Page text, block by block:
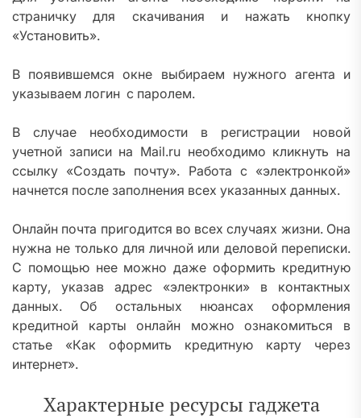
страничку для скачивания и нажать кнопку
«Установить».
В появившемся окне выбираем нужного агента и
указываем логин с паролем.
В случае необходимости в регистрации новой
учетной записи на Mail.ru необходимо кликнуть на
ссылку «Создать почту». Работа с «электронкой»
начнется после заполнения всех указанных данных.
Онлайн почта пригодится во всех случаях жизни. Она
нужна не только для личной или деловой переписки.
С помощью нее можно даже оформить кредитную
карту, указав адрес «электронки» в контактных
данных. Об остальных нюансах оформления
кредитной карты онлайн можно ознакомиться в
статье «Как оформить кредитную карту через
интернет».
Характерные ресурсы гаджета